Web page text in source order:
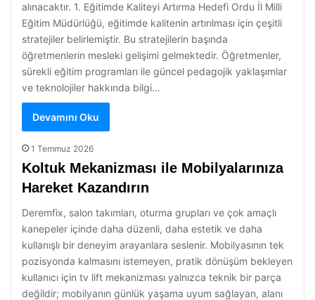
alınacaktır. 1. Eğitimde Kaliteyi Artırma Hedefi Ordu İl Milli
Eğitim Müdürlüğü, eğitimde kalitenin artırılması için çeşitli
stratejiler belirlemiştir. Bu stratejilerin başında
öğretmenlerin mesleki gelişimi gelmektedir. Öğretmenler,
sürekli eğitim programları ile güncel pedagojik yaklaşımlar
ve teknolojiler hakkında bilgi…
Devamını Oku
1 Temmuz 2026
Koltuk Mekanizması ile Mobilyalarınıza
Hareket Kazandırın
Deremfix, salon takımları, oturma grupları ve çok amaçlı
kanepeler içinde daha düzenli, daha estetik ve daha
kullanışlı bir deneyim arayanlara seslenir. Mobilyasının tek
pozisyonda kalmasını istemeyen, pratik dönüşüm bekleyen
kullanıcı için tv lift mekanizması yalnızca teknik bir parça
değildir; mobilyanın günlük yaşama uyum sağlayan, alanı